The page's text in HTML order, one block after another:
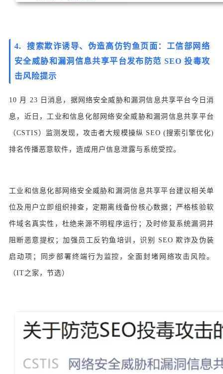
4. 搜索欺诈诱导、伪造高仿钓鱼页面：工信部网络
安全威胁和漏洞信息共享平台发布防范 SEO 投毒攻
击风险提示
10 月 23 日消息，据网络安全威胁和漏洞信息共享平台今日消
息，近日，工业和信息化部网络安全威胁和漏洞信息共享平台
（CSTIS）监测发现，攻击者大规模操纵 SEO (搜索引擎优化)
排名传播恶意软件，造成用户信息泄露与系统受控。
工业和信息化部网络安全威胁和漏洞信息共享平台建议相关单
位及用户立即组织排查，定期离线备份核心数据；严格核验软
件域名真实性，杜绝来源不明程序运行；及时修复系统漏洞并
阻断恶意提权；加强员工反钓鱼培训，识别 SEO 欺诈及伪装
启动项；同步部署终端行为监控，全面封堵网络攻击风险。
（IT之家，节选）